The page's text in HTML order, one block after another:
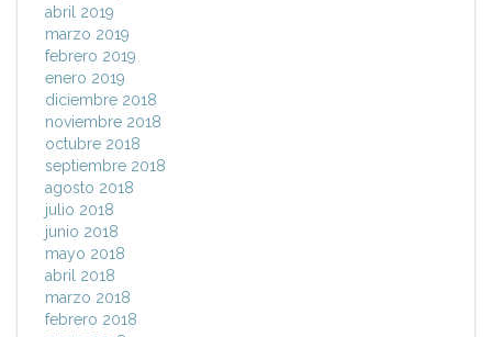
abril 2019
marzo 2019
febrero 2019
enero 2019
diciembre 2018
noviembre 2018
octubre 2018
septiembre 2018
agosto 2018
julio 2018
junio 2018
mayo 2018
abril 2018
marzo 2018
febrero 2018